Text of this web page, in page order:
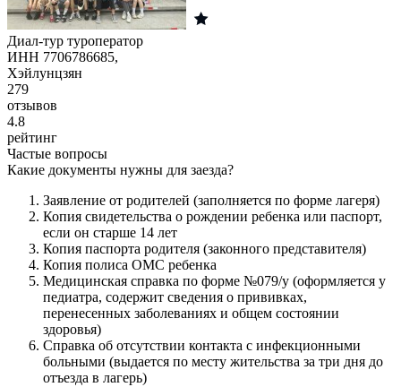
Диал-тур туроператор
ИНН 7706786685,
Хэйлунцзян
279
отзывов
4.8
рейтинг
Частые вопросы
Какие документы нужны для заезда?
Заявление от родителей (заполняется по форме лагеря)
Копия свидетельства о рождении ребенка или паспорт,
если он старше 14 лет
Копия паспорта родителя (законного представителя)
Копия полиса ОМС ребенка
Медицинская справка по форме №079/у (оформляется у
педиатра, содержит сведения о прививках,
перенесенных заболеваниях и общем состоянии
здоровья)
Справка об отсутствии контакта с инфекционными
больными (выдается по месту жительства за три дня до
отъезда в лагерь)